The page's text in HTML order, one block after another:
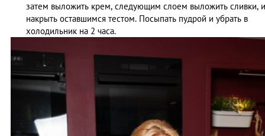
затем выложить крем, следующим слоем выложить сливки, и
накрыть оставшимся тестом. Посыпать пудрой и убрать в
холодильник на 2 часа.